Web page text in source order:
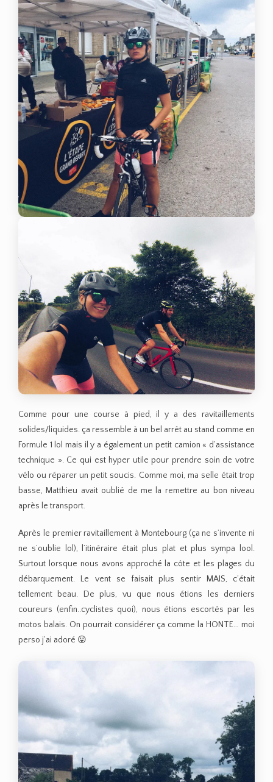
Comme pour une course à pied, il y a des ravitaillements
solides/liquides. ça ressemble à un bel arrêt au stand comme en
Formule 1 lol mais il y a également un petit camion « d’assistance
technique ». Ce qui est hyper utile pour prendre soin de votre
vélo ou réparer un petit soucis. Comme moi, ma selle était trop
basse, Matthieu avait oublié de me la remettre au bon niveau
après le transport.
Après le premier ravitaillement à Montebourg (ça ne s’invente ni
ne s’oublie lol), l’itinéraire était plus plat et plus sympa lool.
Surtout lorsque nous avons approché la côte et les plages du
débarquement. Le vent se faisait plus sentir MAIS, c’était
tellement beau. De plus, vu que nous étions les derniers
coureurs (enfin..cyclistes quoi), nous étions escortés par les
motos balais. On pourrait considérer ça comme la HONTE… moi
perso j’ai adoré 😛